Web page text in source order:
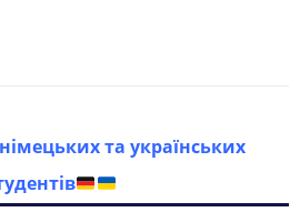
та українських